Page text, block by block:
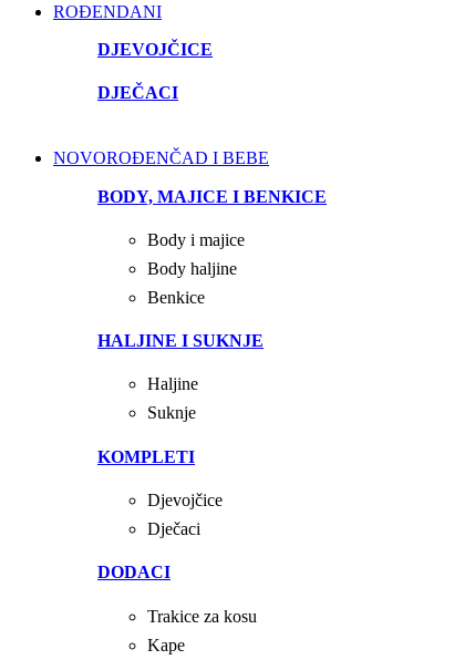
ROĐENDANI
DJEVOJČICE
DJEČACI
NOVOROĐENČAD I BEBE
BODY, MAJICE I BENKICE
Body i majice
Body haljine
Benkice
HALJINE I SUKNJE
Haljine
Suknje
KOMPLETI
Djevojčice
Dječaci
DODACI
Trakice za kosu
Kape